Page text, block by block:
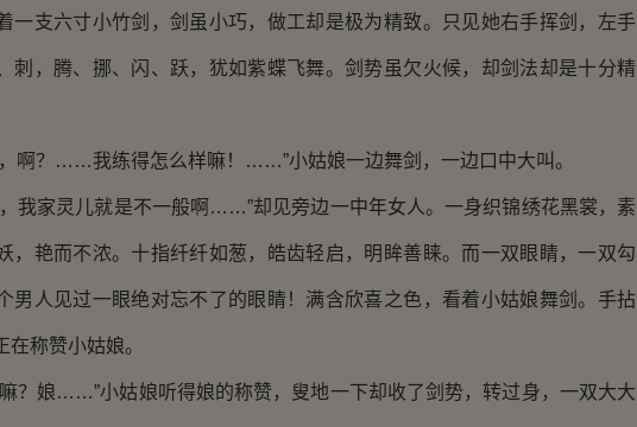
支六寸小竹剑，剑虽小巧，做工却是极为精致。只见她右手挥剑，左手
刺，腾、挪、闪、跃，犹如紫蝶飞舞。剑势虽欠火候，却剑法却是十分精
？……我练得怎么样嘛！……”小姑娘一边舞剑，一边口中大叫。
家灵儿就是不一般啊……”却见旁边一中年女人。一身织锦绣花黑裳，素
，艳而不浓。十指纤纤如葱，皓齿轻启，明眸善睐。而一双眼睛，一双勾
男人见过一眼绝对忘不了的眼睛！满含欣喜之色，看着小姑娘舞剑。手拈
称赞小姑娘。
娘……”小姑娘听得娘的称赞，叟地一下却收了剑势，转过身，一双大大